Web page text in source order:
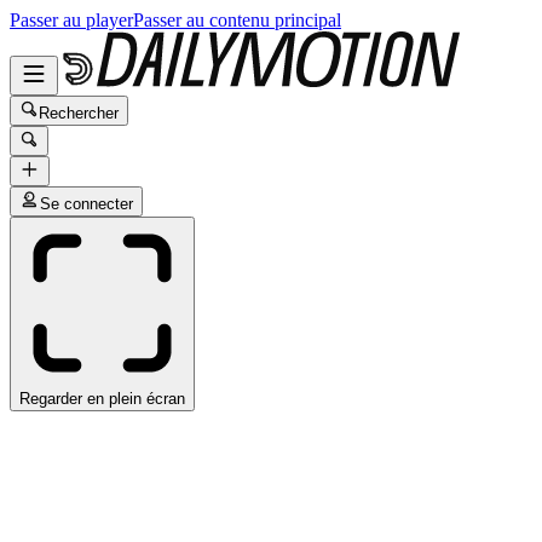
Passer au playerPasser au contenu principal
Rechercher
Se connecter
Regarder en plein écran